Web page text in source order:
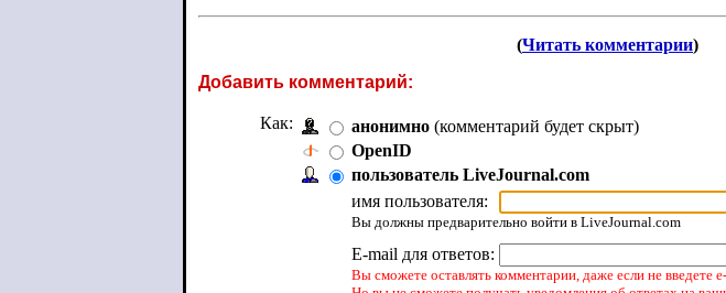
(Читать комментарии)
Добавить комментарий:
Как: анонимно (комментарий будет скрыт)
OpenID
пользователь LiveJournal.com
имя пользователя:
Вы должны предварительно войти в LiveJournal.com
E-mail для ответов:
Вы сможете оставлять комментарии, даже если не введете